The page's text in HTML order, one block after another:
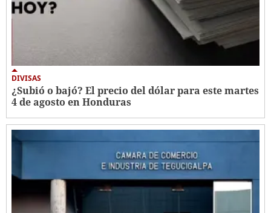
DIVISAS
¿Subió o bajó? El precio del dólar para este martes
4 de agosto en Honduras